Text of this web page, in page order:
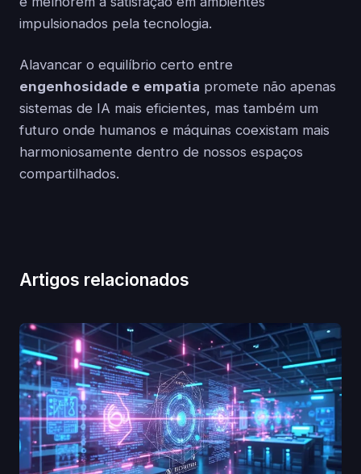
impulsionados pela tecnologia.
Alavancar o equilíbrio certo entre
engenhosidade e empatia promete não apenas
sistemas de IA mais eficientes, mas também um
futuro onde humanos e máquinas coexistam mais
harmoniosamente dentro de nossos espaços
compartilhados.
Artigos relacionados